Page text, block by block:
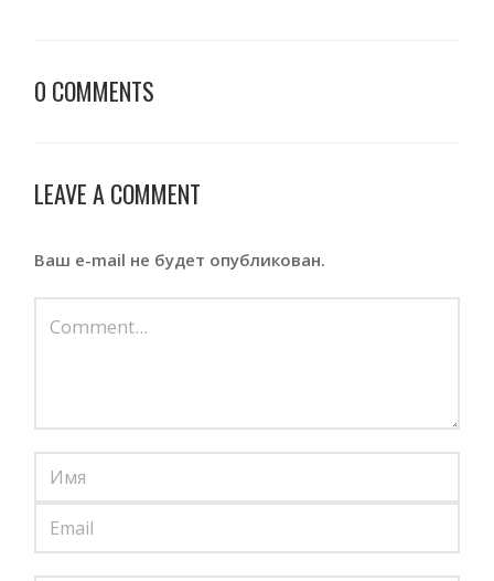
0 COMMENTS
LEAVE A COMMENT
Ваш e-mail не будет опубликован.